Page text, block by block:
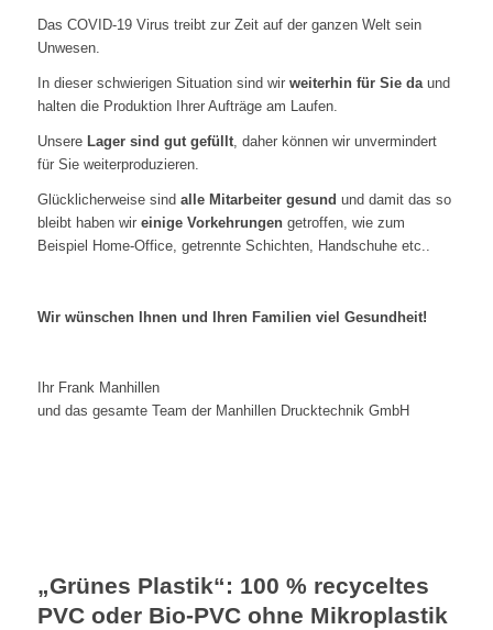
Das COVID-19 Virus treibt zur Zeit auf der ganzen Welt sein
Unwesen.
In dieser schwierigen Situation sind wir weiterhin für Sie daund
halten die Produktion Ihrer Aufträge am Laufen.
Unsere Lager sind gut gefüllt, daher können wir unvermindert
für Sie weiterproduzieren.
Glücklicherweise sind alle Mitarbeiter gesund und damit das so
bleibt haben wir einige Vorkehrungengetroffen, wie zum
Beispiel Home-Office, getrennte Schichten, Handschuhe etc..
Wir wünschen Ihnen und Ihren Familien viel Gesundheit!
Ihr Frank Manhillen
und das gesamte Team der Manhillen Drucktechnik GmbH
„Grünes Plastik“: 100 % recyceltes
PVC oder Bio-PVC ohne Mikroplastik